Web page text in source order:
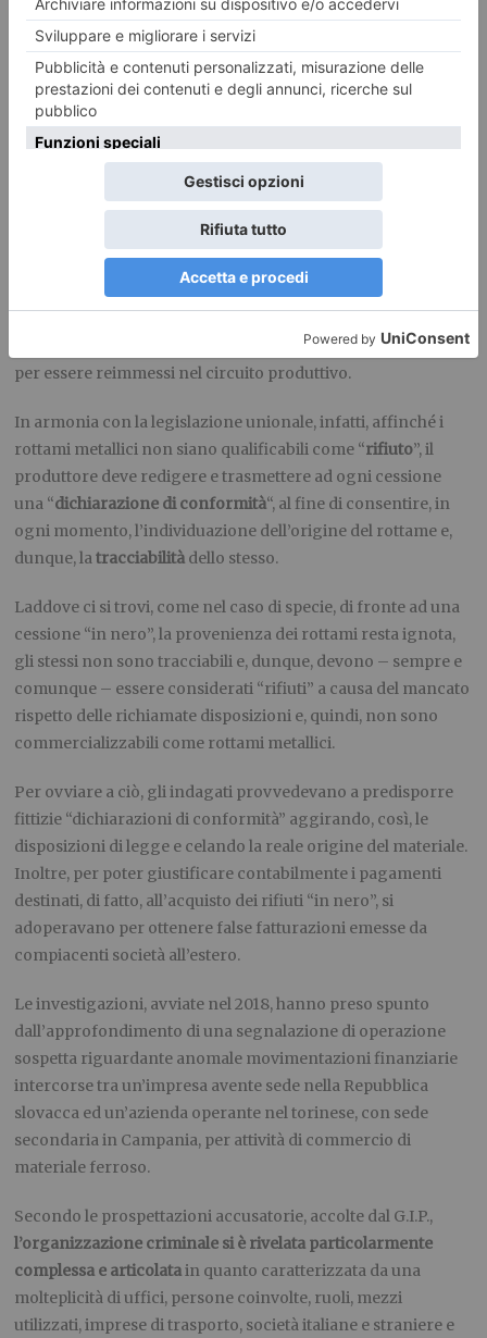
Le indagini,dirette dalla Procura della Repubblica di Torino
Direzione Distrettuale Antimafia– P.M. Dott. Valerio Longi
– e condotte dai finanzieri delNucleo di polizia economico-
finanziaria Torino, hanno consentito di individuare un
sodalizio criminoso, a carattere transnazionale, che reperiva
sul territorio nazionale rifiuti metallici acquistati “in nero”,
predisponendo poi la “copertura” documentale e contabile
volta a farli apparire come rottami lecitamente acquistati da
imprese aventi sede all’estero, che ne attestavano falsamente
la regolarità secondo i requisiti richiesti dalla normativa
consegnati a fonderie o altre società commerciali del settore
per essere reimmessi nel circuito produttivo.
In armonia con la legislazione unionale, infatti, affinché i
rottami metallici non siano qualificabili come “rifiuto”, il
produttore deve redigere e trasmettere ad ogni cessione
una “dichiarazione di conformità“, al fine di consentire, in
ogni momento, l’individuazione dell’origine del rottame e,
dunque, latracciabilità dello stesso.
Laddove ci si trovi, come nel caso di specie, di fronte ad una
cessione “in nero”, la provenienza dei rottami resta ignota,
gli stessi non sono tracciabili e, dunque, devono – sempre e
comunque – essere considerati “rifiuti” a causa del mancato
rispetto delle richiamate disposizioni e, quindi, non sono
commercializzabili come rottami metallici.
Per ovviare a ciò, gli indagati provvedevano a predisporre
fittizie “dichiarazioni di conformità” aggirando, così, le
disposizioni di legge e celando la reale origine del materiale.
Inoltre, per poter giustificare contabilmente i pagamenti
destinati, di fatto, all’acquisto dei rifiuti “in nero”, si
adoperavano per ottenere false fatturazioni emesse da
compiacenti società all’estero.
Le investigazioni, avviate nel 2018, hanno preso spunto
dall’approfondimento di una segnalazione di operazione
sospetta riguardante anomale movimentazioni finanziarie
intercorse tra un’impresa avente sede nella Repubblica
slovacca ed un’azienda operante nel torinese, con sede
secondaria in Campania, per attività di commercio di
materiale ferroso.
Secondo le prospettazioni accusatorie, accolte dal G.I.P.,
l’organizzazione criminale si è rivelata particolarmente
complessa e articolatain quanto caratterizzata da una
molteplicità di uffici, persone coinvolte, ruoli, mezzi
utilizzati, imprese di trasporto, società italiane e straniere e